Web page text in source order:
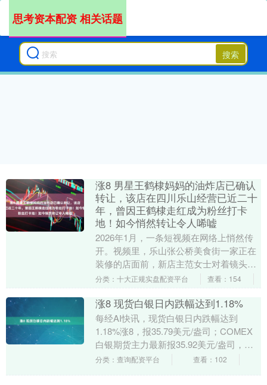
搜索
思考资本配资 相关话题
涨8 男星王鹤棣妈妈的油炸店已确认
转让，该店在四川乐山经营已近二十
年，曾因王鹤棣走红成为粉丝打卡
地！如今悄然转让令人唏嘘
2026年1月，一条短视频在网络上悄然传
开。视频里，乐山张公桥美食街一家正在
装修的店面前，新店主范女士对着镜头确
认，自己已经接下了王鹤棣妈妈经营了近
分类：十大正规实盘配资平台 查看：154
涨8 现货白银日内跌幅达到1.18%
每经AI快讯，现货白银日内跌幅达到
1.18%涨8，报35.79美元/盎司；COMEX
白银期货主力最新报35.92美元/盎司，日
内跌0.94%。现货黄金短线下挫8....
分类：查询配资平台 查看：102